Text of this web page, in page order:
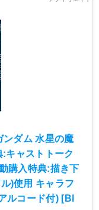
ダム 水星の魔
キャストトーク
購入特典:描き下
)使用 キャラフ
ルコード付) [Bl